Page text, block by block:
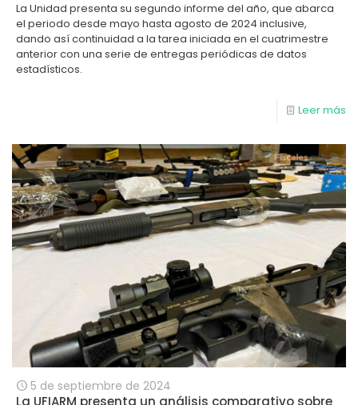
La Unidad presenta su segundo informe del año, que abarca
el periodo desde mayo hasta agosto de 2024 inclusive,
dando así continuidad a la tarea iniciada en el cuatrimestre
anterior con una serie de entregas periódicas de datos
estadísticos.
Leer más
5 de septiembre de 2024
La UFIARM presenta un análisis comparativo sobre